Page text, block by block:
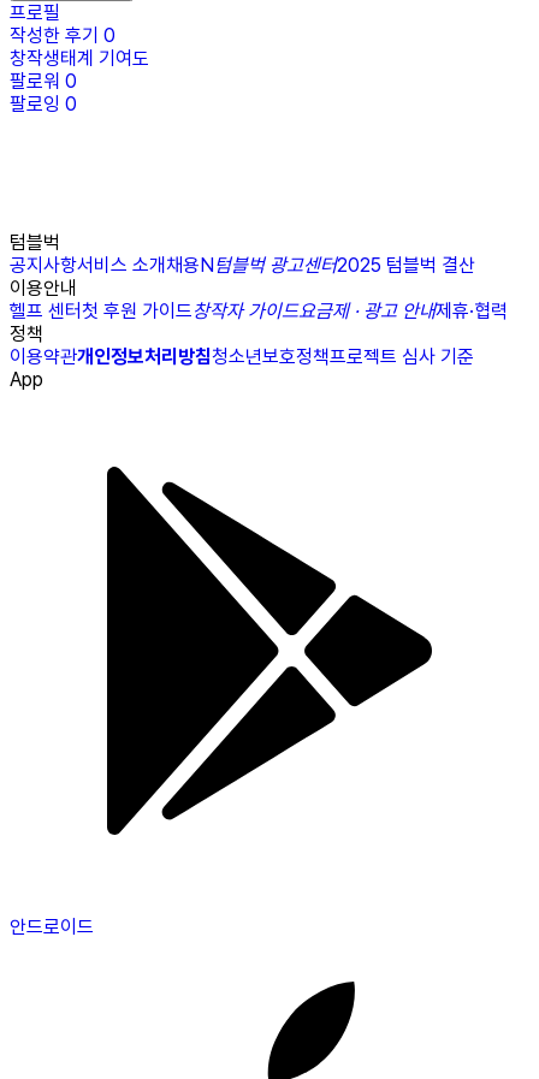
프로필
작성한 후기 0
창작생태계 기여도
팔로워 0
팔로잉 0
텀블벅
공지사항서비스 소개채용N텀블벅 광고센터2025 텀블벅 결산
이용안내
헬프 센터첫 후원 가이드창작자 가이드요금제 · 광고 안내제휴·협력
정책
이용약관개인정보처리방침청소년보호정책프로젝트 심사 기준
App
안드로이드